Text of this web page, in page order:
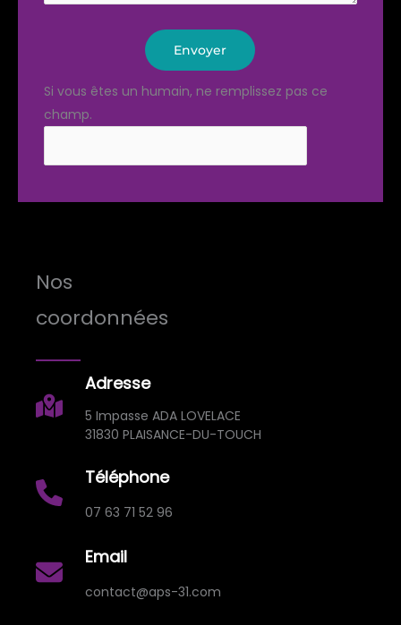
Envoyer
Si vous êtes un humain, ne remplissez pas ce
champ.
Nos
coordonnées
Adresse
5 Impasse ADA LOVELACE
31830 PLAISANCE-DU-TOUCH
Téléphone
07 63 71 52 96
Email
contact@aps-31.com